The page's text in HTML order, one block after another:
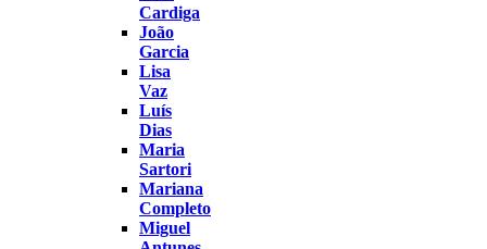
Cardiga
João
Garcia
Lisa
Vaz
Luís
Dias
Maria
Sartori
Mariana
Completo
Miguel